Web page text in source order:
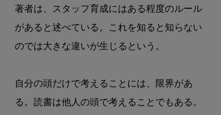
著者は、スタッフ育成にはある程度のルール
があると述べている。これを知ると知らない
のでは大きな違いが生じるという。
自分の頭だけで考えることには、限界があ
る。読書は他人の頭で考えることでもある。